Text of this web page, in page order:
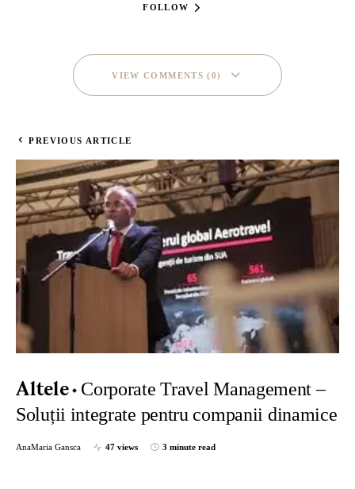
FOLLOW
VIEW COMMENTS (0)
PREVIOUS ARTICLE
Altele
Corporate Travel Management –
Soluții integrate pentru companii dinamice
AnaMaria Gansca 47 views 3 minute read